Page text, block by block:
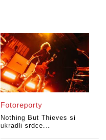
Fotoreporty
Nothing But Thieves si
ukradli srdce...